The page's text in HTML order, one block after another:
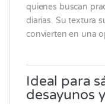
quienes buscan
diarias. Su textura
convierten en una
Ideal para
desayunos